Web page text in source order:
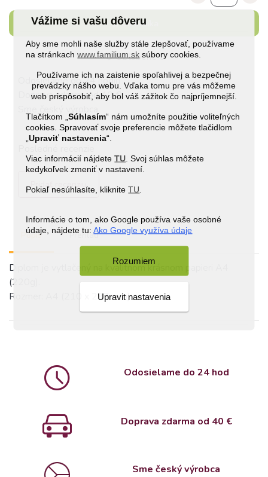
Vážime si vašu dôveru
Aby sme mohli naše služby stále zlepšovať, používame
na stránkachwww.familium.sk súbory cookies.
Používame ich na zaistenie spoľahlivej a bezpečnej
prevádzky nášho webu. Vďaka tomu pre vás môžeme
web prispôsobiť, aby bol váš zážitok čo najpríjemnejší.
Tlačítkom „Súhlasím“ nám umožníte použitie voliteľných
cookies. Spravovať svoje preferencie môžete tlačidlom
„Upraviť nastavenia“.
Viac informácií nájdete TU . Svoj súhlas môžete
kedykoľvek zmeniť v nastavení.
Pokiaľ nesúhlasíte, klikniteTU
Informácie o tom, ako Google používa vaše osobné
údaje, nájdete tu: Ako Google využíva údaje
Rozumiem
Upravit nastavenia
Do košíka
Obľúbené0
Odosielame do 24 hodín
Doprava zdarma od 40 €
Popis Prehľad
Diplom je vytlačený na kvalitnom krásnom papieri A4
(220g).
Rozmer: A4 (210 x 297 mm)
Pridať recenziu
Odosielame do 24 hod
Doprava zdarma od 40 €
Sme český výrobca